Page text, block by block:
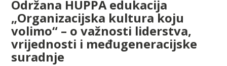
Održana HUPPA edukacija
„Organizacijska kultura koju
volimo“ – o važnosti liderstva,
vrijednosti i međugeneracijske
suradnje